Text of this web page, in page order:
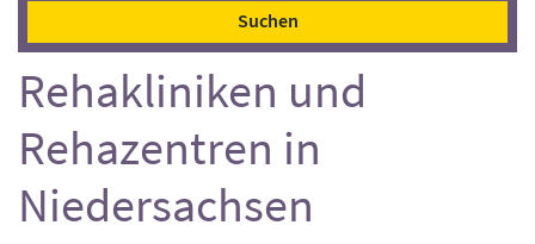
Suchen
Rehakliniken und
Rehazentren in
Niedersachsen